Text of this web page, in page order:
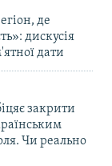
де
дискусія
дати
закрити
Чи реально